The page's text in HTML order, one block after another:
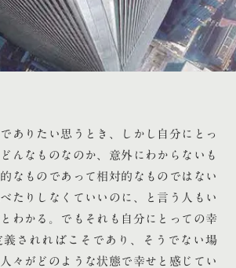
ありたい思うとき、しかし自分にとっ
んなものなのか、意外にわからないも
なものであって相対的なものではない
たりしなくていいのに、と言う人もい
わかる。でもそれも自分にとっての幸
義されればこそであり、そうでない場
々がどのような状態で幸せと感じてい